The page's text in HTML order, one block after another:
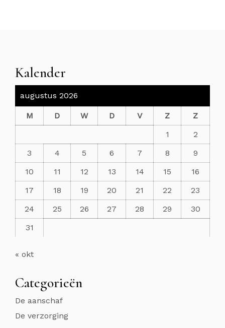
Kalender
augustus 2026
M D W D V Z
Z
1
2
3
4 5 6 7 8
9
10
11 12 13 14 15
16
17
18 19 20 21 22
23
24
25 26 27 28 29
30
31
« okt
Categorieën
De aanschaf
De verzorging